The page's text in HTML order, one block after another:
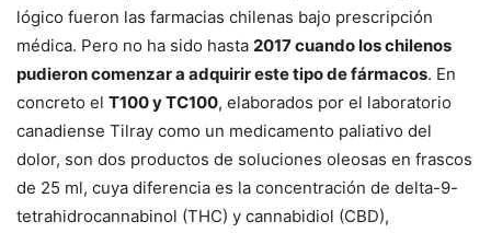
lógico fueron las farmacias chilenas bajo prescripción
médica. Pero no ha sido hasta 2017 cuando los chilenos
pudieron comenzar a adquirir este tipo de fármacos. En
concreto el T100 y TC100, elaborados por el laboratorio
canadiense Tilray como un medicamento paliativo del
dolor, son dos productos de soluciones oleosas en frascos
de 25 ml, cuya diferencia es la concentración de delta-9-
tetrahidrocannabinol (THC) y cannabidiol (CBD),